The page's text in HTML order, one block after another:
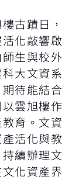
古蹟日，
化敲響啟
生與校外
大文資系
待能結合
雲旭樓作
育。文資
活化與教
續辦理文
化資產界